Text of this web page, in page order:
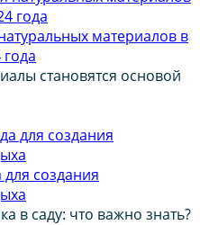
материалов в
становятся основой
создания
в саду: что важно знать?